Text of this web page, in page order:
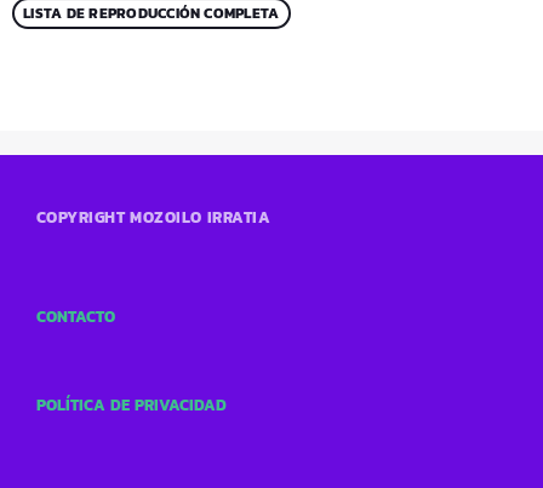
LISTA DE REPRODUCCIÓN COMPLETA
COPYRIGHT MOZOILO IRRATIA
CONTACTO
POLÍTICA DE PRIVACIDAD